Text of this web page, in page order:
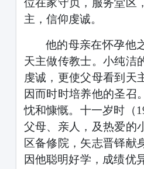
位在家守贞，服务堂区
主，信仰虔诚。
他的母亲在怀孕他
天主做传教士。小纯洁
虔诚，更使父母看到天
因而时时培养他的圣召
忱和慷慨。十一岁时（
父母、亲人，及热爱的
区备修院，矢志晋铎献
因他聪明好学，成绩优